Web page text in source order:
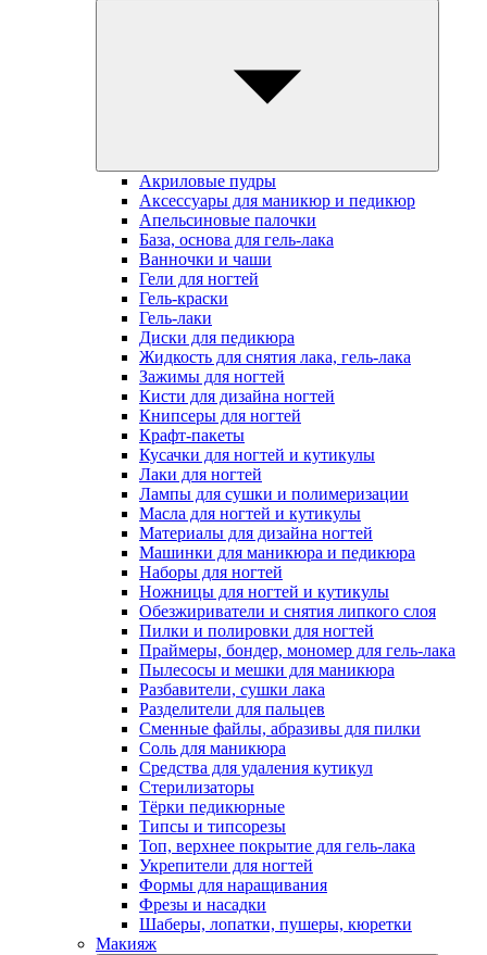
Акриловые пудры
Аксессуары для маникюр и педикюр
Апельсиновые палочки
База, основа для гель-лака
Ванночки и чаши
Гели для ногтей
Гель-краски
Гель-лаки
Диски для педикюра
Жидкость для снятия лака, гель-лака
Зажимы для ногтей
Кисти для дизайна ногтей
Книпсеры для ногтей
Крафт-пакеты
Кусачки для ногтей и кутикулы
Лаки для ногтей
Лампы для сушки и полимеризации
Масла для ногтей и кутикулы
Материалы для дизайна ногтей
Машинки для маникюра и педикюра
Наборы для ногтей
Ножницы для ногтей и кутикулы
Обезжириватели и снятия липкого слоя
Пилки и полировки для ногтей
Праймеры, бондер, мономер для гель-лака
Пылесосы и мешки для маникюра
Разбавители, сушки лака
Разделители для пальцев
Сменные файлы, абразивы для пилки
Соль для маникюра
Средства для удаления кутикул
Стерилизаторы
Тёрки педикюрные
Типсы и типсорезы
Топ, верхнее покрытие для гель-лака
Укрепители для ногтей
Формы для наращивания
Фрезы и насадки
Шаберы, лопатки, пушеры, кюретки
Макияж